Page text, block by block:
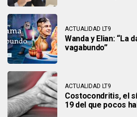
ACTUALIDAD LT9
Wanda y Elian: “La
vagabundo”
ACTUALIDAD LT9
Costocondritis, el
19 del que pocos